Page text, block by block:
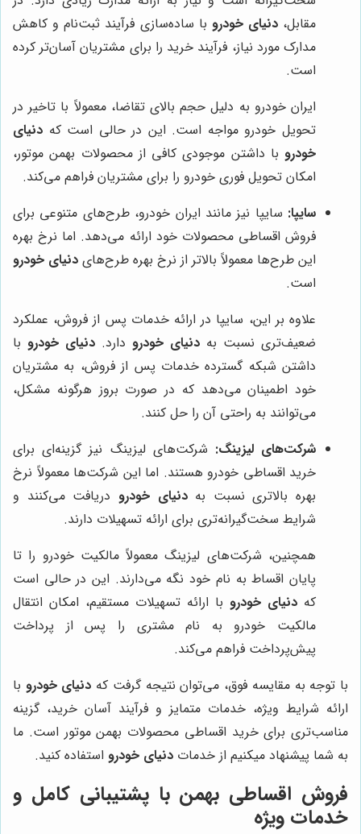
مقابل،دنیای خودرو با ساده‌سازی فرآیند ثبت‌نام و کاهش
مدارک مورد نیاز، فرآیند خرید را برای مشتریان آسان‌تر کرده
است.
ایران خودرو به دلیل حجم بالای تقاضا، معمولاً با تاخیر در
تحویل خودرو مواجه است. این در حالی است که دنیای
خودرو با داشتن موجودی کافی از محصولات بهمن موتور،
امکان تحویل فوری خودرو را برای مشتریان فراهم می‌کند.
سایپا: سایپا نیز مانند ایران خودرو، طرح‌های متنوعی برای
فروش اقساطی محصولات خود ارائه می‌دهد. اما نرخ بهره
این طرح‌ها معمولاً بالاتر از نرخ بهره طرح‌های دنیای خودرو
است.
علاوه بر این، سایپا در ارائه خدمات پس از فروش، عملکرد
ضعیف‌تری نسبت به دنیای خودرو دارد. دنیای خودرو با
داشتن شبکه گسترده خدمات پس از فروش، به مشتریان
خود اطمینان می‌دهد که در صورت بروز هرگونه مشکل،
می‌توانند به راحتی آن را حل کنند.
شرکت‌های لیزینگ: شرکت‌های لیزینگ نیز گزینه‌ای برای
خرید اقساطی خودرو هستند. اما این شرکت‌ها معمولاً نرخ
بهره بالاتری نسبت بهدنیای خودرو دریافت می‌کنند و
شرایط سخت‌گیرانه‌تری برای ارائه تسهیلات دارند.
همچنین، شرکت‌های لیزینگ معمولاً مالکیت خودرو را تا
پایان اقساط به نام خود نگه می‌دارند. این در حالی است
که دنیای خودرو با ارائه تسهیلات مستقیم، امکان انتقال
مالکیت خودرو به نام مشتری را پس از پرداخت
پیش‌پرداخت فراهم می‌کند.
با توجه به مقایسه فوق، می‌توان نتیجه گرفت که دنیای خودرو با
ارائه شرایط ویژه، خدمات متمایز و فرآیند آسان خرید، گزینه
مناسب‌تری برای خرید اقساطی محصولات بهمن موتور است. ما
به شما پیشنهاد میکنیم از خدمات دنیای خودرو استفاده کنید.
فروش اقساطی بهمن با پشتیبانی کامل و
خدمات ویژه